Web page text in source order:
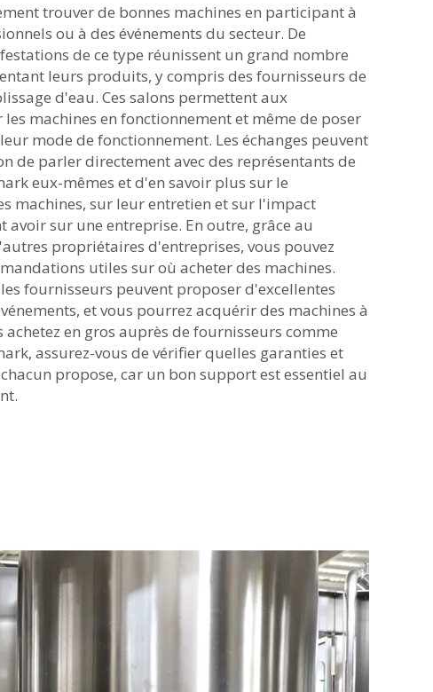
trouver de bonnes machines en participant à
ou à des événements du secteur. De
de ce type réunissent un grand nombre
leurs produits, y compris des fournisseurs de
d'eau. Ces salons permettent aux
machines en fonctionnement et même de poser
mode de fonctionnement. Les échanges peuvent
de parler directement avec des représentants de
eux-mêmes et d'en savoir plus sur le
machines, sur leur entretien et sur l'impact
sur une entreprise. En outre, grâce au
propriétaires d'entreprises, vous pouvez
utiles sur où acheter des machines.
fournisseurs peuvent proposer d'excellentes
et vous pourrez acquérir des machines à
en gros auprès de fournisseurs comme
assurez-vous de vérifier quelles garanties et
propose, car un bon support est essentiel au